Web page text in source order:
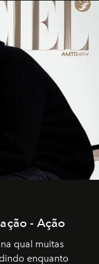
- Ação
qual muitas
enquanto